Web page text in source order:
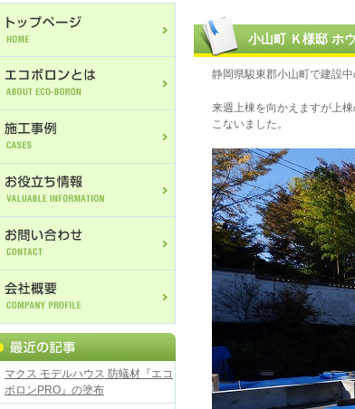
小山町 Ｋ様邸 ホ
静岡県駿東郡小山町で建設中
来週上棟を向かえますが上
こないました。
マクス モデルハウス 防蟻材『エコ
ボロンPRO』の塗布